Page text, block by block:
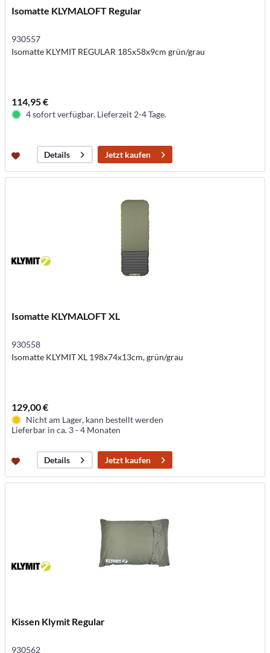
Isomatte KLYMALOFT Regular
930557
Isomatte KLYMIT REGULAR 185x58x9cm grün/grau
114,95 €
4 sofort verfügbar. Lieferzeit 2-4 Tage.
Details Jetzt kaufen
Isomatte KLYMALOFT XL
930558
Isomatte KLYMIT XL 198x74x13cm, grün/grau
129,00 €
Nicht am Lager, kann bestellt werden
Lieferbar in ca. 3 - 4 Monaten
Details Jetzt kaufen
Kissen Klymit Regular
930562